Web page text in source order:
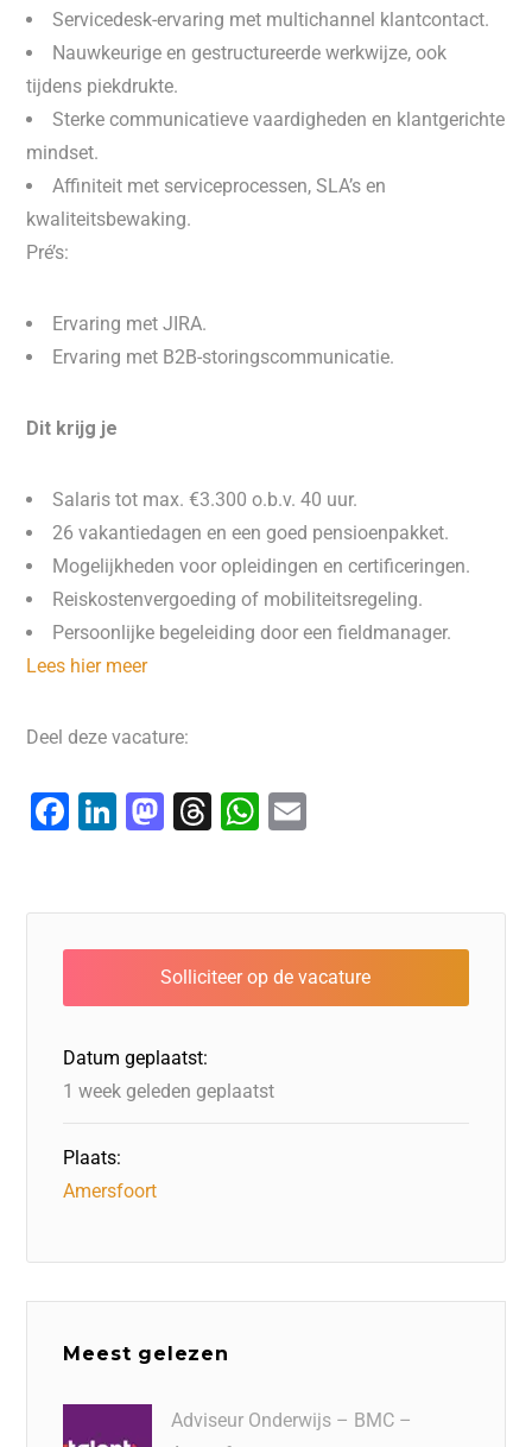
Servicedesk-ervaring met multichannel klantcontact.
Nauwkeurige en gestructureerde werkwijze, ook
tijdens piekdrukte.
Sterke communicatieve vaardigheden en klantgerichte
mindset.
Affiniteit met serviceprocessen, SLA’s en
kwaliteitsbewaking.
Pré’s:
Ervaring met JIRA.
Ervaring met B2B-storingscommunicatie.
Dit krijg je
Salaris tot max. €3.300 o.b.v. 40 uur.
26 vakantiedagen en een goed pensioenpakket.
Mogelijkheden voor opleidingen en certificeringen.
Reiskostenvergoeding of mobiliteitsregeling.
Persoonlijke begeleiding door een fieldmanager.
Lees hier meer
Deel deze vacature:
F
e
b
o
o
k
Li
e
dI
n
M
o
d
o
n
T
a
d
s
W
s
A
p
l
Datum geplaatst:
1 week geleden geplaatst
Plaats:
Amersfoort
Meest gelezen
Adviseur Onderwijs – BMC –